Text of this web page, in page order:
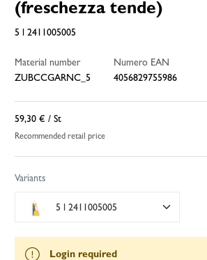
(freschezza tende)
5 l 2411005005
Material number
ZUBCCGARNC_5
Numero EAN
4056829755986
59,30 € / St
Recommended retail price
Variants
5 l 2411005005
Login required